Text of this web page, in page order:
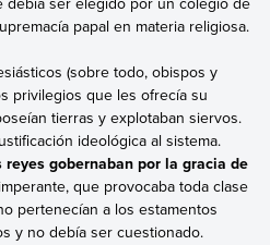
papal en materia religiosa.
(sobre todo, obispos y
privilegios que les ofrecía su
tierras y explotaban siervos.
ideológica al sistema.
gobernaban por la gracia de
que provocaba toda clase
pertenecían a los estamentos
y no debía ser cuestionado.